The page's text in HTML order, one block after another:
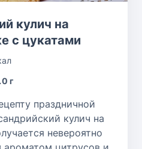
кулич на
с цукатами
г
праздничной
кулич на
невероятно